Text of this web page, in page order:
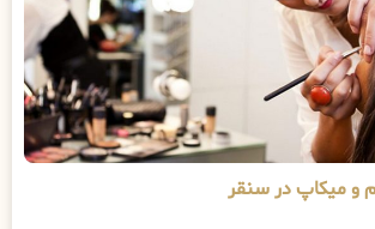
و میکاپ در سنقر